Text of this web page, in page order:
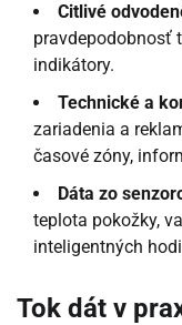
Citlivé
pravdepodobnosť
indikátory.
Technické a
zariadenia a
časové zóny,
Dáta zo
teplota pokožky,
inteligentných
Tok dát v